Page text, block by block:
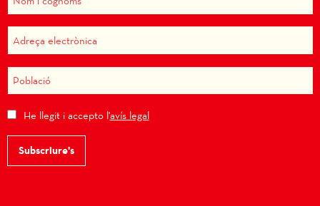
He llegit i accepto l'avís legal
Subscriure's